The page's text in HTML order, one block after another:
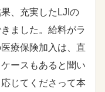
、充実した LJI の
ました。給料がラ
療保険加入は、直
ースもあると聞い
じてくださって本